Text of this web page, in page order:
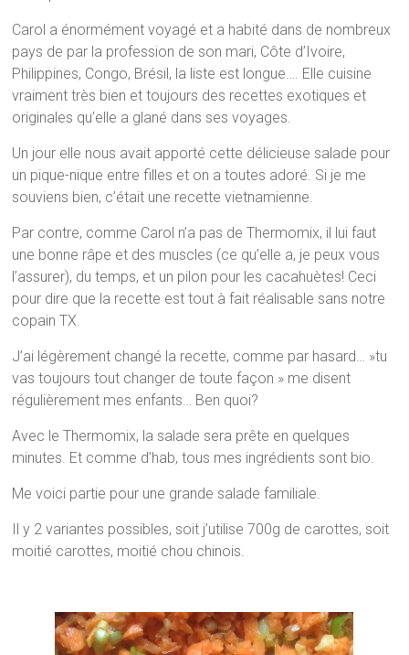
Carol a énormément voyagé et a habité dans de nombreux
pays de par la profession de son mari, Côte d’Ivoire,
Philippines, Congo, Brésil, la liste est longue…. Elle cuisine
vraiment très bien et toujours des recettes exotiques et
originales qu’elle a glané dans ses voyages.
Un jour elle nous avait apporté cette délicieuse salade pour
un pique-nique entre filles et on a toutes adoré. Si je me
souviens bien, c’était une recette vietnamienne.
Par contre, comme Carol n’a pas de Thermomix, il lui faut
une bonne râpe et des muscles (ce qu’elle a, je peux vous
l’assurer), du temps, et un pilon pour les cacahuètes! Ceci
pour dire que la recette est tout à fait réalisable sans notre
copain TX.
J’ai légèrement changé la recette, comme par hasard… »tu
vas toujours tout changer de toute façon » me disent
régulièrement mes enfants… Ben quoi?
Avec le Thermomix, la salade sera prête en quelques
minutes. Et comme d’hab, tous mes ingrédients sont bio.
Me voici partie pour une grande salade familiale.
Il y 2 variantes possibles, soit j’utilise 700g de carottes, soit
moitié carottes, moitié chou chinois.